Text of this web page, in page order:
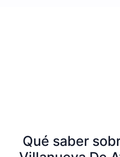
Qué saber